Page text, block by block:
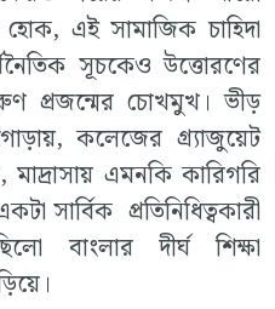
এই সামাজিক চাহিদা
সূচকেও উত্তোরণের
প্রজন্মের চোখমুখ। ভীড়
কলেজের গ্র্যাজুয়েট
মাদ্রাসায় এমনকি কারিগরি
সার্বিক প্রতিনিধিত্বকারী
বাংলার দীর্ঘ শিক্ষা